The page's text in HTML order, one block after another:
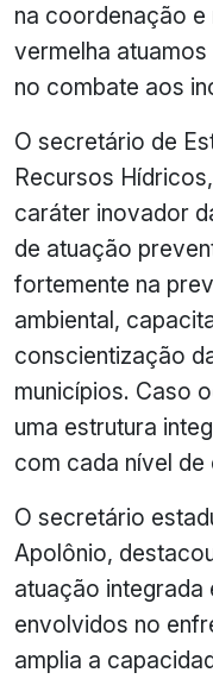
na coordenação e
vermelha
no combate aos
O secretário de
Recursos
caráter inovador
de atuação
fortemente na
ambiental,
conscientização
municípios. Caso
uma estrutura
com cada nível de
O secretário
Apolônio,
atuação
envolvidos no
amplia a